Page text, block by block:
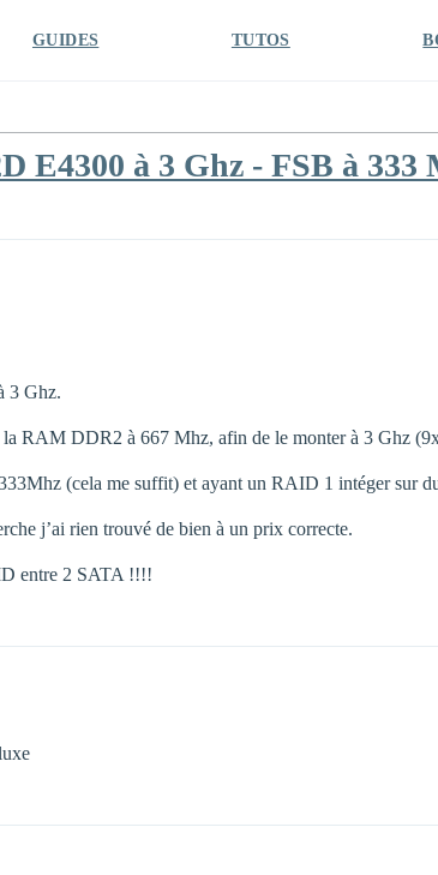
GUIDES TUTOS
E4300 à 3 Ghz - FSB à 333
3 Ghz.
la RAM DDR2 à 667 Mhz, afin de le monter à 3 Ghz
(cela me suffit) et ayant un RAID 1 intéger sur
j’ai rien trouvé de bien à un prix correcte.
entre 2 SATA !!!!